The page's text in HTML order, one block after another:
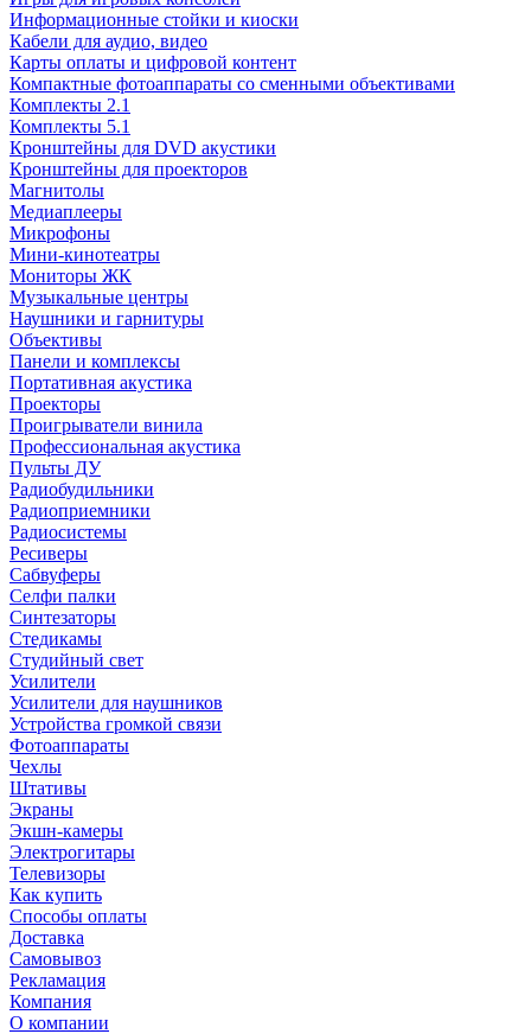
Информационные стойки и киоски
Кабели для аудио, видео
Карты оплаты и цифровой контент
Компактные фотоаппараты со сменными объективами
Комплекты 2.1
Комплекты 5.1
Кронштейны для DVD акустики
Кронштейны для проекторов
Магнитолы
Медиаплееры
Микрофоны
Мини-кинотеатры
Мониторы ЖК
Музыкальные центры
Наушники и гарнитуры
Объективы
Панели и комплексы
Портативная акустика
Проекторы
Проигрыватели винила
Профессиональная акустика
Пульты ДУ
Радиобудильники
Радиоприемники
Радиосистемы
Ресиверы
Сабвуферы
Селфи палки
Синтезаторы
Стедикамы
Студийный свет
Усилители
Усилители для наушников
Устройства громкой связи
Фотоаппараты
Чехлы
Штативы
Экраны
Экшн-камеры
Электрогитары
Телевизоры
Как купить
Способы оплаты
Доставка
Самовывоз
Рекламация
Компания
О компании